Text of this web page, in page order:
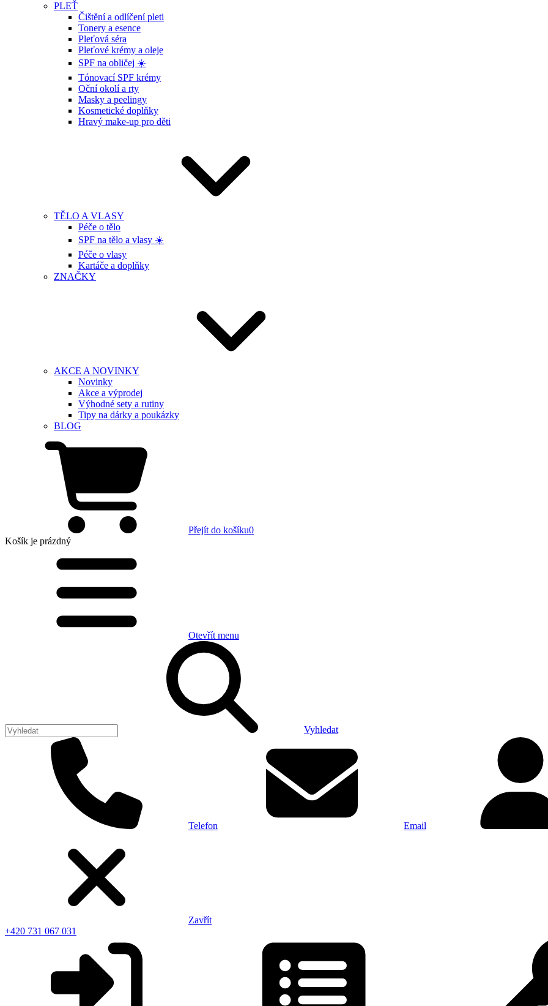
PLEŤ
Čištění a odlíčení pleti
Tonery a esence
Pleťová séra
Pleťové krémy a oleje
SPF na obličej ☀️
Tónovací SPF krémy
Oční okolí a rty
Masky a peelingy
Kosmetické doplňky
Hravý make-up pro děti
TĚLO A VLASY
Péče o tělo
SPF na tělo a vlasy ☀️
Péče o vlasy
Kartáče a doplňky
ZNAČKY
AKCE A NOVINKY
Novinky
Akce a výprodej
Výhodné sety a rutiny
Tipy na dárky a poukázky
BLOG
Přejít do košíku0
Košík je prázdný
Otevřít menu
Vyhledat
Telefon Email
Zavřít
+420 731 067 031